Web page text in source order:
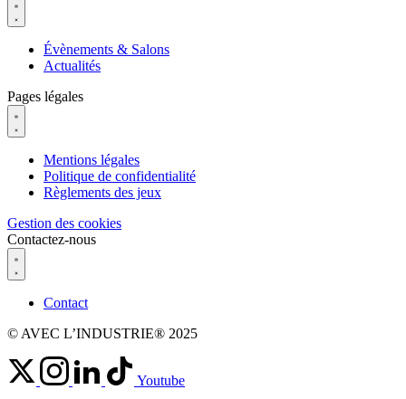
Évènements & Salons
Actualités
Pages légales
Mentions légales
Politique de confidentialité
Règlements des jeux
Gestion des cookies
Contactez-nous
Contact
© AVEC L’INDUSTRIE® 2025
Youtube